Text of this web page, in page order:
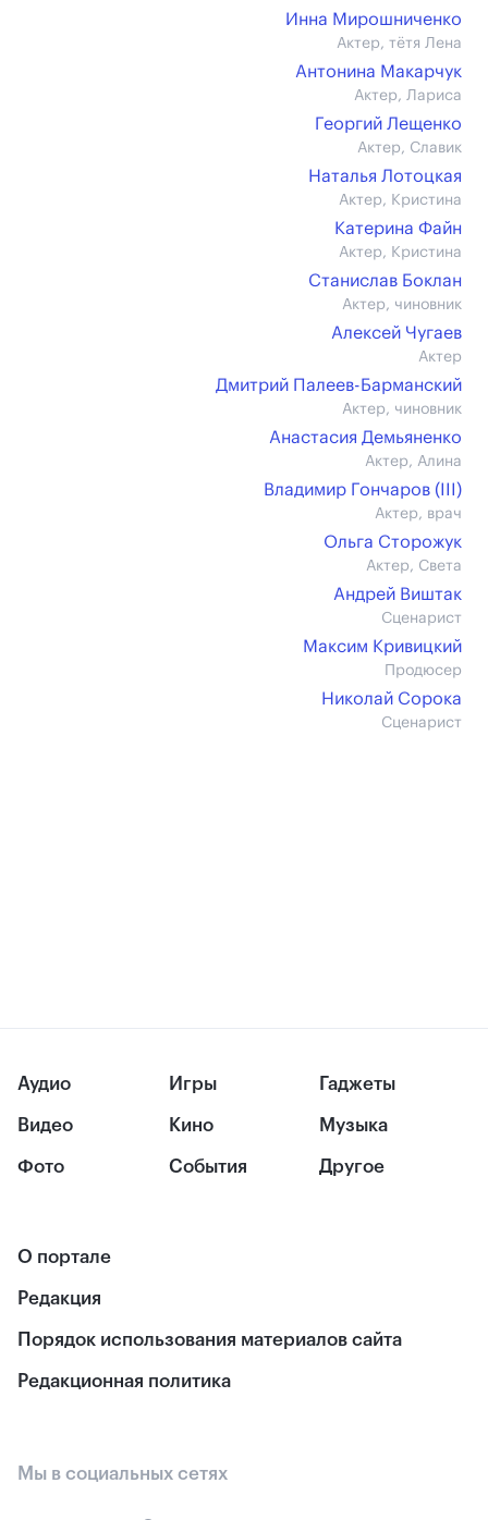
Инна Мирошниченко
Актер, тётя Лена
Антонина Макарчук
Актер, Лариса
Георгий Лещенко
Актер, Славик
Наталья Лотоцкая
Актер, Кристина
Катерина Файн
Актер, Кристина
Станислав Боклан
Актер, чиновник
Алексей Чугаев
Актер
Дмитрий Палеев-Барманский
Актер, чиновник
Анастасия Демьяненко
Актер, Алина
Владимир Гончаров (III)
Актер, врач
Ольга Сторожук
Актер, Света
Андрей Виштак
Сценарист
Максим Кривицкий
Продюсер
Николай Сорока
Сценарист
Аудио
Видео
Фото
Игры
Кино
События
Гаджеты
Музыка
Другое
О портале
Редакция
Порядок использования материалов сайта
Редакционная политика
Мы в социальных сетях